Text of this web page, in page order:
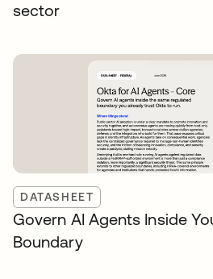
sector
DATASHEET
Govern AI Agents Inside
Boundary